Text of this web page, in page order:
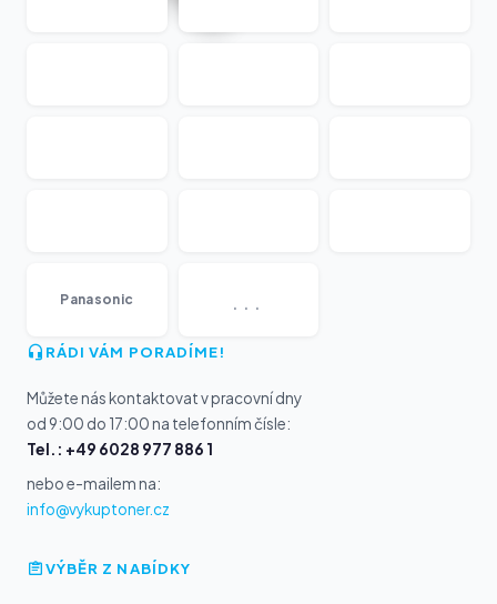
Panasonic ...
RÁDI VÁM PORADÍME!
Můžete nás kontaktovat v pracovní dny
od 9:00 do 17:00 na telefonním čísle:
Tel.: +49 6028 977 886 1
nebo e-mailem na:
info@vykuptoner.cz
VÝBĚR Z NABÍDKY